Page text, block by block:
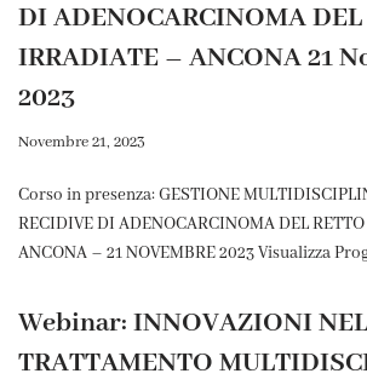
DI ADENOCARCINOMA DEL
IRRADIATE – ANCONA 21
2023
Novembre 21, 2023
Corso in presenza: GESTIONE
RECIDIVE DI ADENOCARCINOMA DEL
ANCONA – 21 NOVEMBRE 2023 Visualizza
Webinar: INNOVAZIONI NEL
TRATTAMENTO